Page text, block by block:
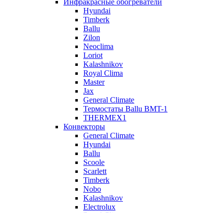
Инфракрасные обогреватели
Hyundai
Timberk
Ballu
Zilon
Neoclima
Loriot
Kalashnikov
Royal Clima
Master
Jax
General Climate
Термостаты Ballu BMT-1
THERMEX1
Конвекторы
General Climate
Hyundai
Ballu
Scoole
Scarlett
Timberk
Nobo
Kalashnikov
Electrolux